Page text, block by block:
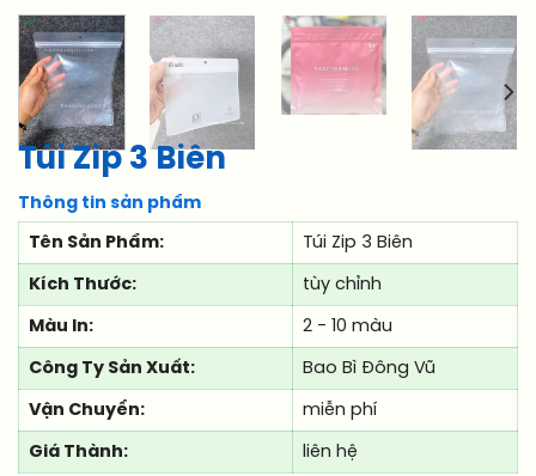
Túi Zip 3 Biên
Thông tin sản phẩm
Tên Sản Phẩm: Túi Zip 3 Biên
Kích Thước: tùy chỉnh
Màu In: 2 - 10 màu
Công Ty Sản Xuất: Bao Bì Đông Vũ
Vận Chuyển: miễn phí
Giá Thành: liên hệ